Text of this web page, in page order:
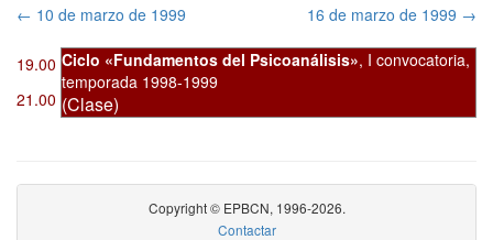
← 10 de marzo de 1999 16 de marzo de 1999 →
19.00 Ciclo «Fundamentos del Psicoanálisis», I convocatoria,
temporada 1998-1999
(Clase)
21.00
Copyright © EPBCN, 1996-2026.
Contactar